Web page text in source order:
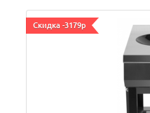
Скидка -3179р